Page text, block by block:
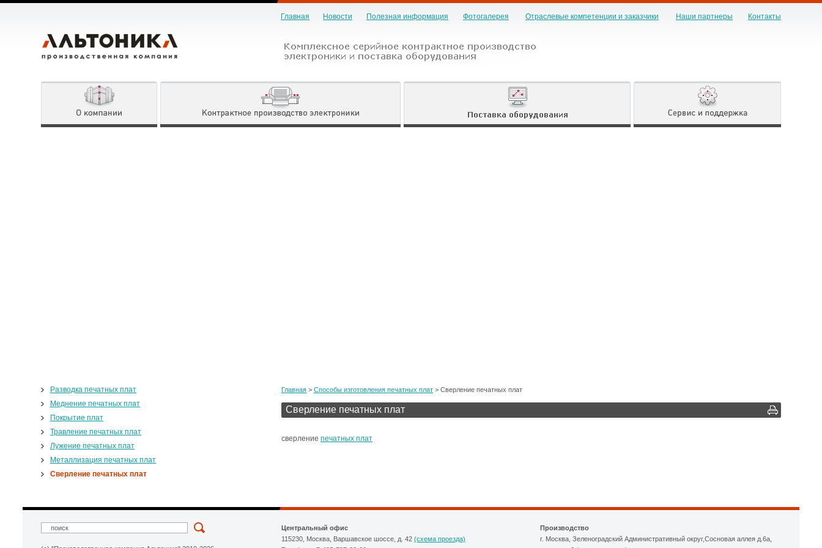
Главная Новости Полезная информация Фотогалерея Отраслевые компетенции и заказчики Наши партнеры Контакты
Разводка печатных плат
Меднение печатных плат
Покрытие плат
Травление печатных плат
Лужение печатных плат
Металлизация печатных плат
Сверление печатных плат
Главная > Cпособы изготовления печатных плат > Сверление печатных плат
Сверление печатных плат
сверление печатных плат
Центральный офис
115230, Москва, Варшавское шоссе, д. 42 (схема проезда)
Производство
г. Москва, Зеленоградский Административный округ,Сосновая аллея д.6а,